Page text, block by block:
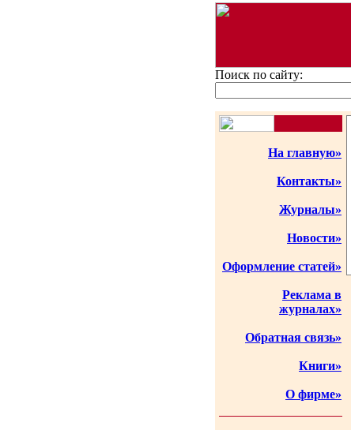
Поиск по сайту:
На главную»
Контакты»
Журналы»
Новости»
Оформление статей»
Реклама в
журналах»
Обратная связь»
Книги»
О фирме»